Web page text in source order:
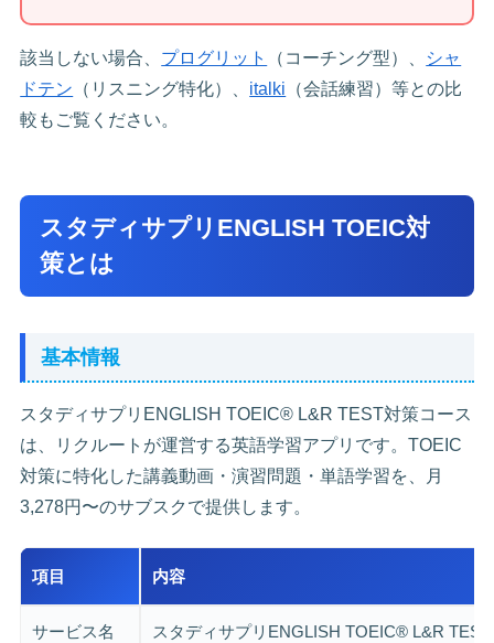
該当しない場合、 プログリット （コーチング型）、
シャ
ドテン （リスニング特化）、 italki （会話練習）等との比
較もご覧ください。
スタディサプリENGLISH TOEIC対
策とは
基本情報
スタディサプリENGLISH TOEIC® L&R TEST対策コース
は、リクルートが運営する英語学習アプリです。TOEIC
対策に特化した講義動画・演習問題・単語学習を、月
3,278円〜のサブスクで提供します。
項目 内容
サービス名 スタディサプリENGLISH TOEIC® L&R